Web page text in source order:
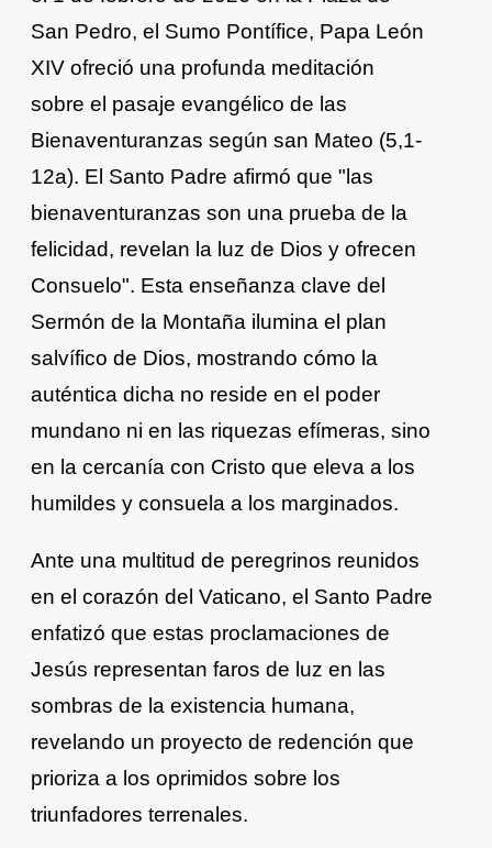
San Pedro, el Sumo Pontífice, Papa León
XIV ofreció una profunda meditación
sobre el pasaje evangélico de las
Bienaventuranzas según san Mateo (5,1-
12a). El Santo Padre afirmó que "las
bienaventuranzas son una prueba de la
felicidad, revelan la luz de Dios y ofrecen
Consuelo". Esta enseñanza clave del
Sermón de la Montaña ilumina el plan
salvífico de Dios, mostrando cómo la
auténtica dicha no reside en el poder
mundano ni en las riquezas efímeras, sino
en la cercanía con Cristo que eleva a los
humildes y consuela a los marginados.
Ante una multitud de peregrinos reunidos
en el corazón del Vaticano, el Santo Padre
enfatizó que estas proclamaciones de
Jesús representan faros de luz en las
sombras de la existencia humana,
revelando un proyecto de redención que
prioriza a los oprimidos sobre los
triunfadores terrenales.